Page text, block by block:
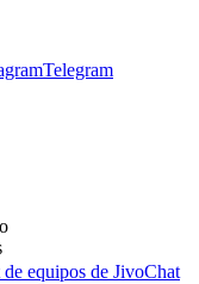
Telegram
de equipos de JivoChat